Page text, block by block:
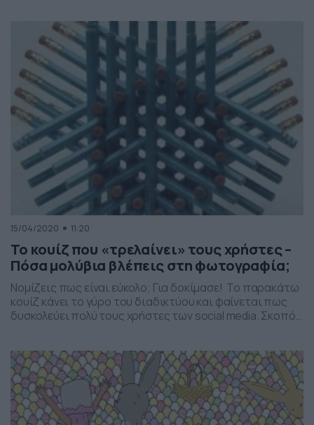
ψευδαίσθηση δεν μοιάζει με τις υπόλοιπες που θα
δείτε το τελευταίο διάστημα στο διαδίκτυο. Ο […]
15/04/2020 11:20
Το κουίζ που «τρελαίνει» τους χρήστες –
Πόσα μολύβια βλέπεις στη φωτογραφία;
Νομίζεις πως είναι εύκολο; Για δοκίμασε! Το παρακάτω
κουίζ κάνει το γύρο του διαδικτύου και φαίνεται πως
δυσκολεύει πολύ τους χρήστες των social media. Σκοπός
ελάχιστοι. Δείτε στην παρακάτω gallery τη φωτογραφία
αλλά και την απάντηση. Προσπαθήστε όμως […]